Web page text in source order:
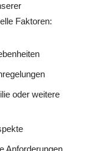
Faktoren:
oder weitere